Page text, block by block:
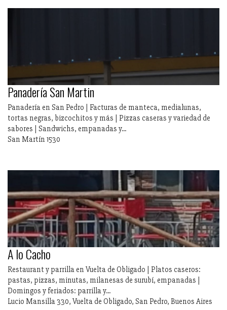
Panadería San Martin
Panadería en San Pedro | Facturas de manteca, medialunas,
tortas negras, bizcochitos y más | Pizzas caseras y variedad de
sabores | Sandwichs, empanadas y...
San Martín 1530
A lo Cacho
Restaurant y parrilla en Vuelta de Obligado | Platos caseros:
pastas, pizzas, minutas, milanesas de surubí, empanadas |
Domingos y feriados: parrilla y...
Lucio Mansilla 330, Vuelta de Obligado, San Pedro, Buenos Aires